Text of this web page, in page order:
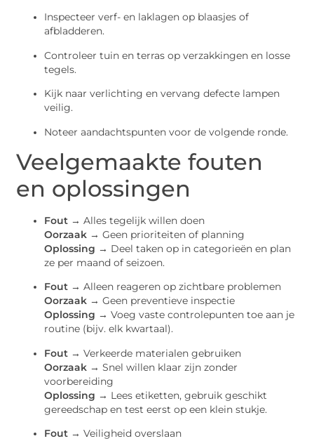
Inspecteer verf- en laklagen op blaasjes of
afbladderen.
Controleer tuin en terras op verzakkingen en losse
tegels.
Kijk naar verlichting en vervang defecte lampen
veilig.
Noteer aandachtspunten voor de volgende ronde.
Veelgemaakte fouten
en oplossingen
Fout → Alles tegelijk willen doen
Oorzaak → Geen prioriteiten of planning
Oplossing → Deel taken op in categorieën en plan
ze per maand of seizoen.
Fout → Alleen reageren op zichtbare problemen
Oorzaak → Geen preventieve inspectie
Oplossing → Voeg vaste controlepunten toe aan je
routine (bijv. elk kwartaal).
Fout → Verkeerde materialen gebruiken
Oorzaak → Snel willen klaar zijn zonder
voorbereiding
Oplossing → Lees etiketten, gebruik geschikt
gereedschap en test eerst op een klein stukje.
Fout → Veiligheid overslaan